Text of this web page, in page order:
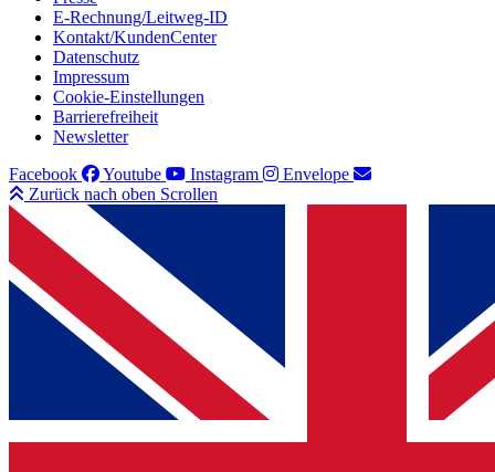
E-Rechnung/Leitweg-ID
Kontakt/KundenCenter
Datenschutz
Impressum
Cookie-Einstellungen
Barrierefreiheit
Newsletter
Facebook
Youtube Instagram
Envelope
Zurück nach oben Scrollen